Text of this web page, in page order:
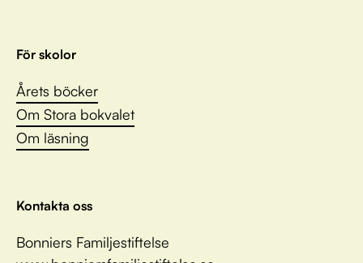
För skolor
Årets böcker
Om Stora bokvalet
Om läsning
Kontakta oss
Bonniers Familjestiftelse